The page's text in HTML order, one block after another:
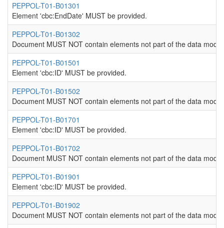
PEPPOL-T01-B01301
Element 'cbc:EndDate' MUST be provided.
PEPPOL-T01-B01302
Document MUST NOT contain elements not part of the data
PEPPOL-T01-B01501
Element 'cbc:ID' MUST be provided.
PEPPOL-T01-B01502
Document MUST NOT contain elements not part of the data
PEPPOL-T01-B01701
Element 'cbc:ID' MUST be provided.
PEPPOL-T01-B01702
Document MUST NOT contain elements not part of the data
PEPPOL-T01-B01901
Element 'cbc:ID' MUST be provided.
PEPPOL-T01-B01902
Document MUST NOT contain elements not part of the data